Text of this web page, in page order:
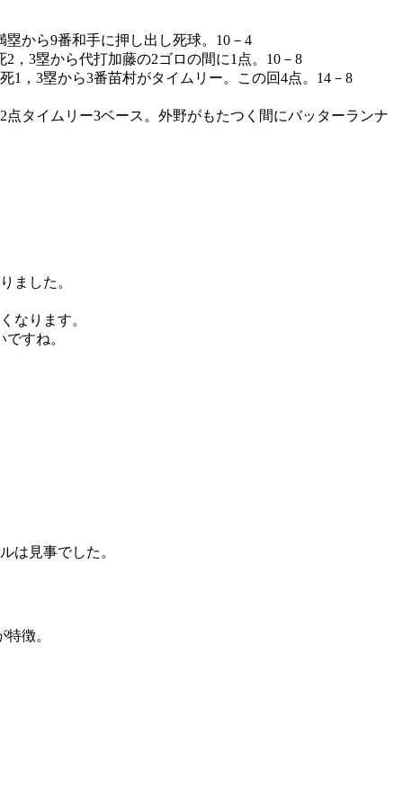
から9番和手に押し出し死球。10－4
，3塁から代打加藤の2ゴロの間に1点。10－8
1，3塁から3番苗村がタイムリー。この回4点。14－8
タイムリー3ベース。外野がもたつく間にバッターランナ
ました。
なります。
すね。
は見事でした。
徴。